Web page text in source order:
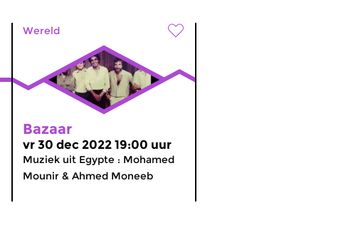
Wereld
Bazaar
vr 30 dec 2022 19:00 uur
Muziek uit Egypte : Mohamed
Mounir & Ahmed Moneeb